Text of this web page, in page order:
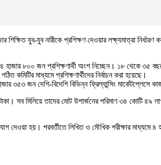
যুব-যুব নারীকে প্রশিক্ষণ দেওয়ার লক্ষ্যমাত্রা
হাজার ৮০০ জন প্রশিক্ষণার্থী অংশ নিচ্ছেন। ১৮ থেকে
কমিটির মাধ্যমে প্রশিক্ষণার্থীদের নির্বাচন করা হয়েছে।
জন দেশি-বিদেশি বিভিন্ন ফ্রিল্যান্সিং মার্কেটপ্লেসে
সব মিলিয়ে তাদের মোট উপার্জনের পরিমাণ ৩৪ কোটি ৪৯
হয়। পরবর্তীতে লিখিত ও মৌখিক পরীক্ষার মাধ্যমে ৪